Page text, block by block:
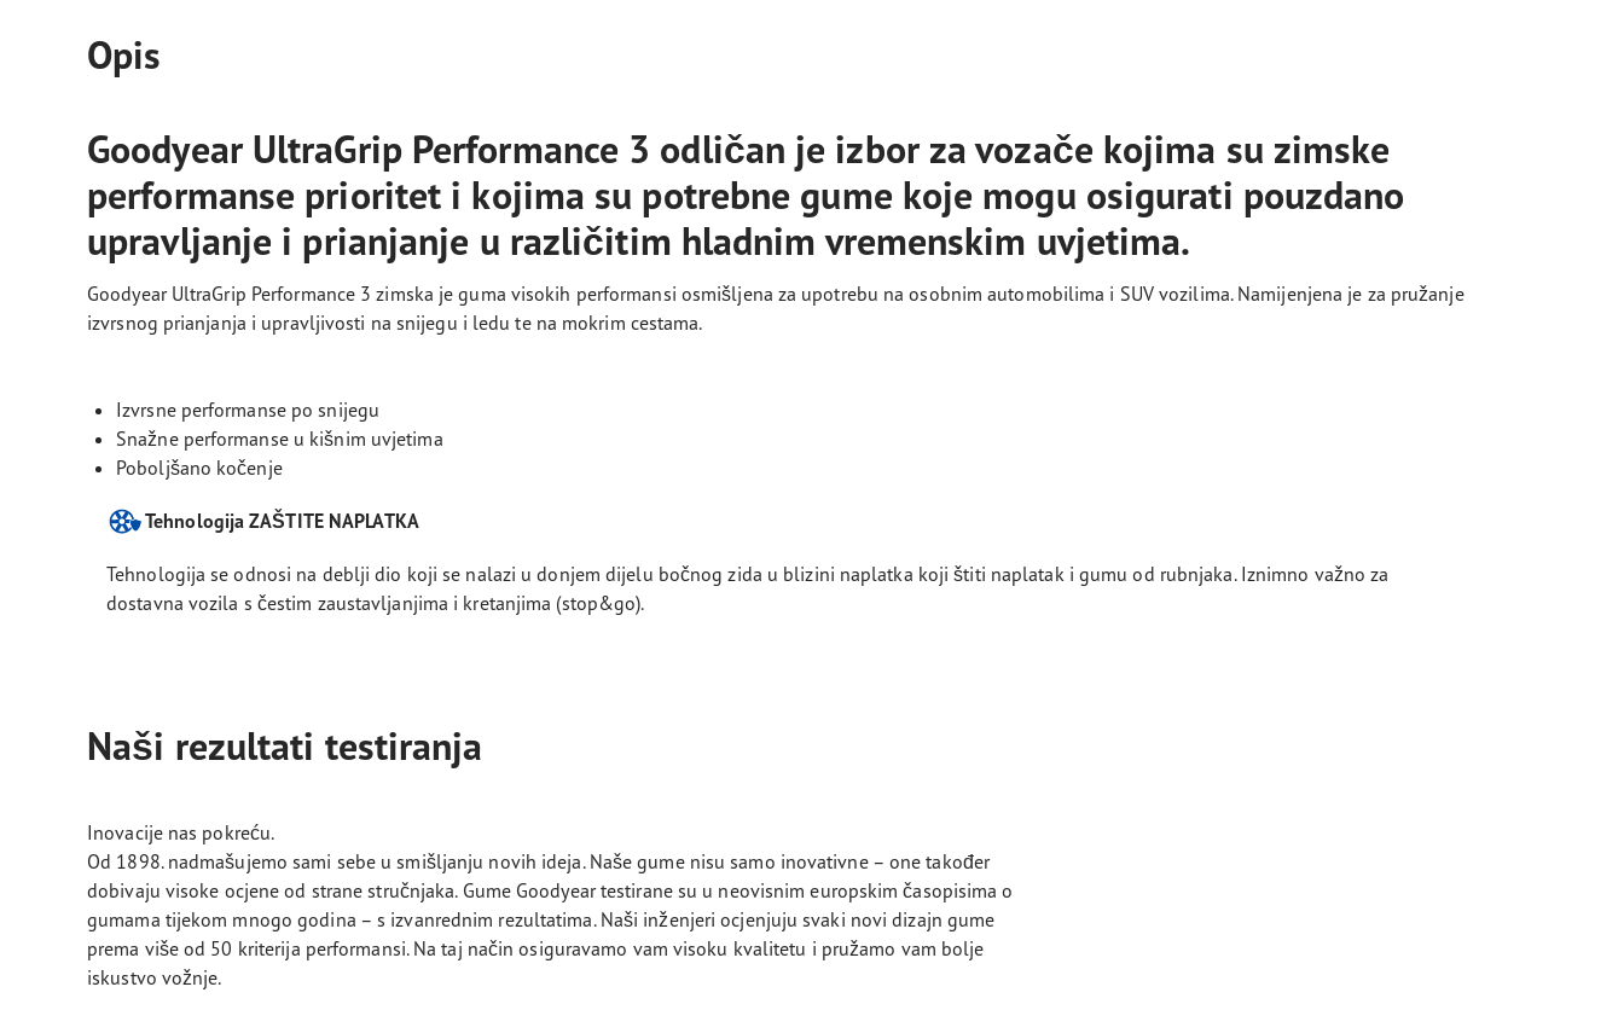
Opis
Goodyear UltraGrip Performance 3 odličan je izbor za vozače kojima su zimske
performanse prioritet i kojima su potrebne gume koje mogu osigurati pouzdano
upravljanje i prianjanje u različitim hladnim vremenskim uvjetima.
Goodyear UltraGrip Performance 3 zimska je guma visokih performansi osmišljena za upotrebu na osobnim automobilima i SUV vozilima. Namijenjena je za pružanje
izvrsnog prianjanja i upravljivosti na snijegu i ledu te na mokrim cestama.
Izvrsne performanse po snijegu
Snažne performanse u kišnim uvjetima
Poboljšano kočenje
Tehnologija ZAŠTITE NAPLATKA
Tehnologija se odnosi na deblji dio koji se nalazi u donjem dijelu bočnog zida u blizini naplatka koji štiti naplatak i gumu od rubnjaka. Iznimno važno za
dostavna vozila s čestim zaustavljanjima i kretanjima (stop&go).
Naši rezultati testiranja
Inovacije nas pokreću.
Od 1898. nadmašujemo sami sebe u smišljanju novih ideja. Naše gume nisu samo inovativne – one također
dobivaju visoke ocjene od strane stručnjaka. Gume Goodyear testirane su u neovisnim europskim časopisima o
gumama tijekom mnogo godina – s izvanrednim rezultatima. Naši inženjeri ocjenjuju svaki novi dizajn gume
prema više od 50 kriterija performansi. Na taj način osiguravamo vam visoku kvalitetu i pružamo vam bolje
iskustvo vožnje.